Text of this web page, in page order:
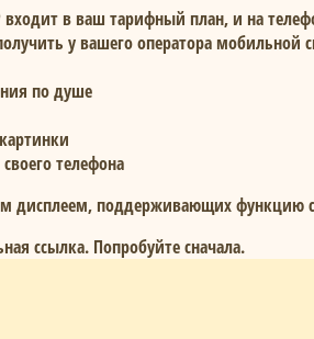
входит в ваш тарифный план, и на
у вашего оператора мобильной
по душе
телефона
дисплеем, поддерживающих функцию
ссылка. Попробуйте сначала.